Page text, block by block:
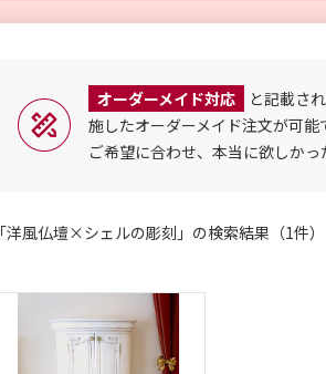
オーダーメイド対応
と記載さ
施したオーダーメイド注文が可能
ご希望に合わせ、本当に欲しかっ
「洋風仏壇×シェルの彫刻」の検索結果（1件）